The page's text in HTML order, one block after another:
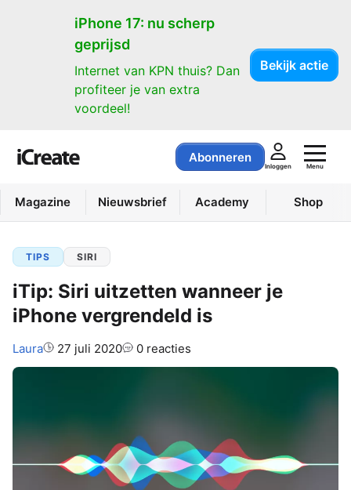
iPhone 17: nu scherp
geprijsd
Internet van KPN thuis? Dan
profiteer je van extra
voordeel!
Bekijk actie
Abonneren
Inloggen Menu
Magazine Nieuwsbrief Academy Shop
TIPS SIRI
iTip: Siri uitzetten wanneer je
iPhone vergrendeld is
Auteur:
Laura 27 juli 2020 0 reacties